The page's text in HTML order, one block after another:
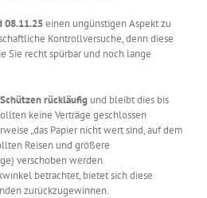
08.11.25einen ungünstigen Aspekt zu
Kontrollversuche, denn diese
Sie recht spürbar und noch lange
Schützen rückläufig und bleibt dies bis
keine Verträge geschlossen
„das Papier nicht wert sind, auf dem
Reisen und größere
verschoben werden.
betrachtet, bietet sich diese
zurückzugewinnen.